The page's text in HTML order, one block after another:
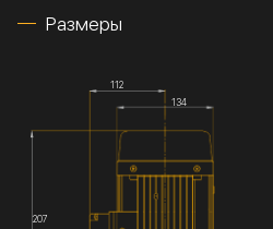
Размеры
112
134
207